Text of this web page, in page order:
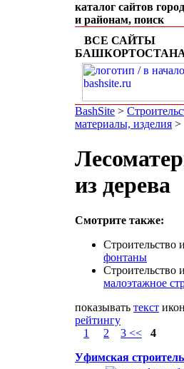
каталог сайтов
и районам, поиск
ВСЕ САЙТЫ
BashSite >
материалы, изделия >
из дерева
Смотрите также:
Строительство
фонтаны
Строительство
малоэтажное
показывать текст
рейтингу
1
2 3 <<
4
Уфимская